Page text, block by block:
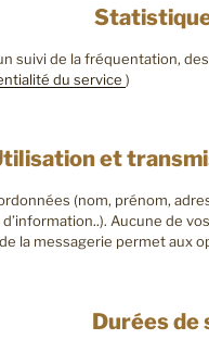
suivi de la fréquentation,
du service )
et
(nom, prénom,
Aucune de
la messagerie permet aux
Durées de